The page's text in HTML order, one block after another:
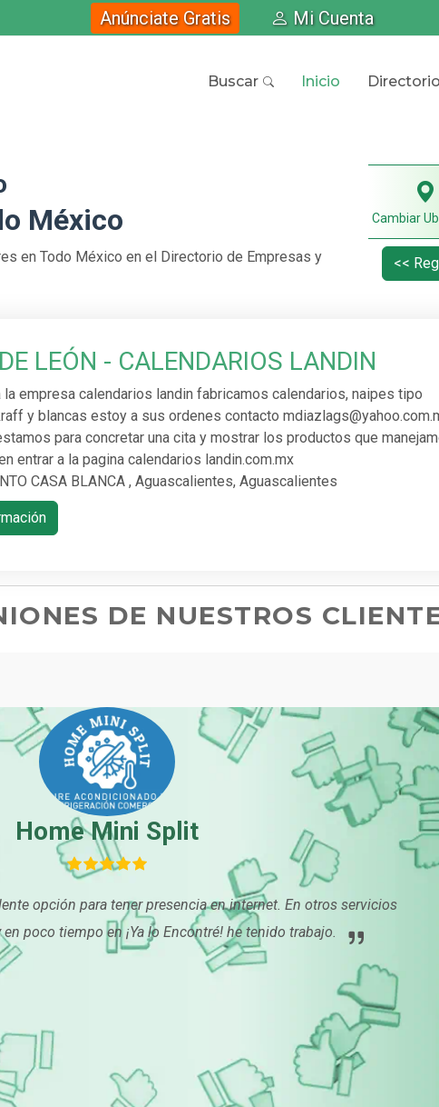
Anúnciate Gratis Mi Cuenta
Buscar Inicio
México Cambiar
en Todo México en el Directorio de Empresas y
<<
LEÓN - CALENDARIOS LANDIN
empresa calendarios landin fabricamos calendarios, naipes tipo
y blancas estoy a sus ordenes contacto
para concretar una cita y mostrar los productos que
entrar a la pagina calendarios landin.com.mx
CASA BLANCA , Aguascalientes, Aguascalientes
DE NUESTROS
Home Mini Split
opción para tener presencia en internet. En otros servicios
poco tiempo en ¡Ya lo Encontré! he tenido trabajo.